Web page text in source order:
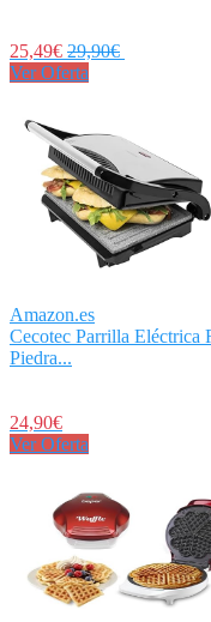
25,49€ 29,90€
Ver Oferta
Amazon.es
Cecotec Parrilla Eléctrica
Piedra...
24,90€
Ver Oferta